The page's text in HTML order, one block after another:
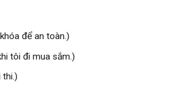
để an toàn.)
tôi đi mua sắm.)